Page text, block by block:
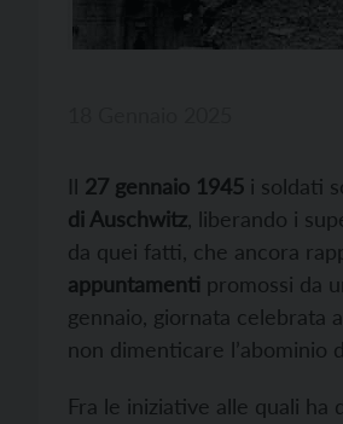
Il 27 gennaio 1945 i soldati
di Auschwitz , liberando i
da quei fatti, che ancora
appuntamenti promossi da
gennaio, giornata celebrata
non dimenticare l’abominio
Fra le iniziative alle quali ha